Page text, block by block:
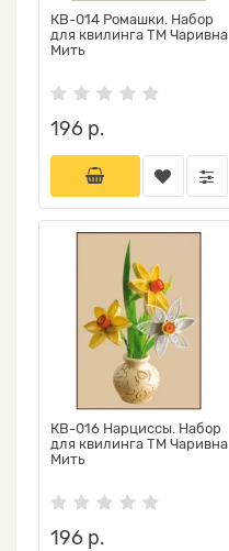
КВ-014 Ромашки. Набор
для квилинга ТМ Чаривна
Мить
196 р.
КВ-016 Нарциссы. Набор
для квилинга ТМ Чаривна
Мить
196 р.